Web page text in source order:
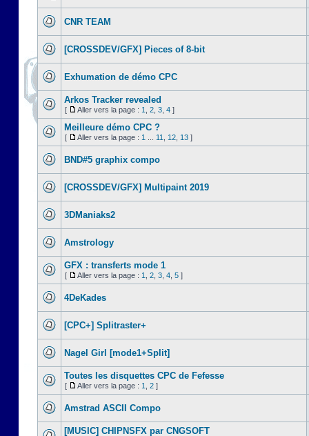
CNR TEAM
[CROSSDEV/GFX] Pieces of 8-bit
Exhumation de démo CPC
Arkos Tracker revealed
[ Aller vers la page : 1 2 3 4 ]
Meilleure démo CPC ?
[ Aller vers la page : 1 11 12 13 ]
BND#5 graphix compo
[CROSSDEV/GFX] Multipaint 2019
3DManiaks2
Amstrology
GFX : transferts mode 1
[ Aller vers la page : 1 2 3 4 5 ]
4DeKades
[CPC+] Splitraster+
Nagel Girl [mode1+Split]
Toutes les disquettes CPC de Fefesse
[ Aller vers la page : 1 2 ]
Amstrad ASCII Compo
[MUSIC] CHIPNSFX par CNGSOFT